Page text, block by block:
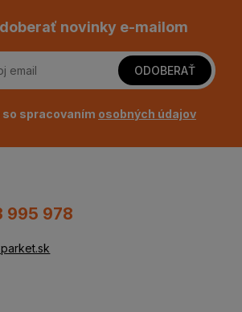
novinky e-mailom
ODOBERAŤ
spracovaním osobných údajov
995 978